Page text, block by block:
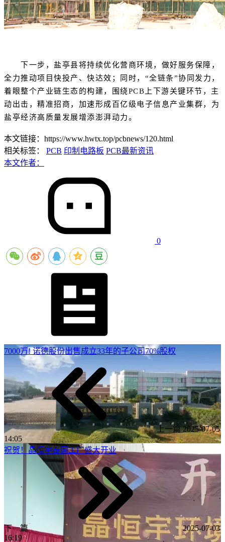
下一步，盐亭县将持续优化营商环境，做好服务保障，
全力推动项目快投产、快达效；同时，“全链条”协同发力，
着眼整个产业链生态的构建，围绕PCB上下游关键环节，主
动出击，精准招商，加速形成百亿级电子信息产业集群，为
盐亭经济高质量发展增添澎湃动力。
本文链接：https://www.hwtx.top/pcbnews/120.html
相关标签： PCB 印制电路板 PCB最新资讯
本文作者：
0
7000万! 诺德股份出售成立33年的子公司70%股权
上一篇 2025-07-05
14:05
祝贺！晶恒宇泰国工厂盛大开业
下一篇
2025-07-03
16:19